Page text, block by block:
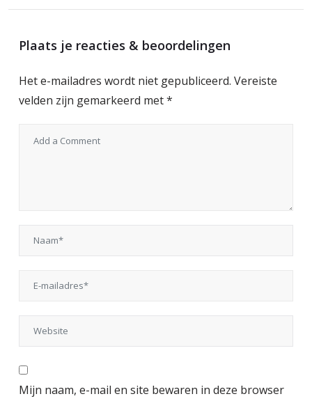
Plaats je reacties & beoordelingen
Het e-mailadres wordt niet gepubliceerd. Vereiste
velden zijn gemarkeerd met*
Mijn naam, e-mail en site bewaren in deze browser